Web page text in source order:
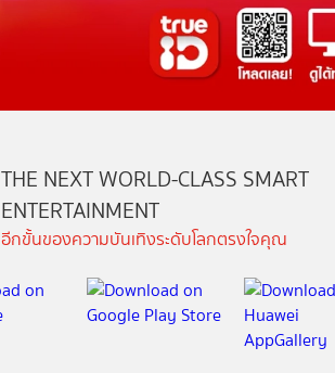
THE NEXT WORLD-CLASS SMART
ENTERTAINMENT
อีกขั้นของความบันเทิงระดับโลกตรงใจคุณ